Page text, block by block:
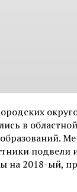
в
подвели
на 2018-ый,